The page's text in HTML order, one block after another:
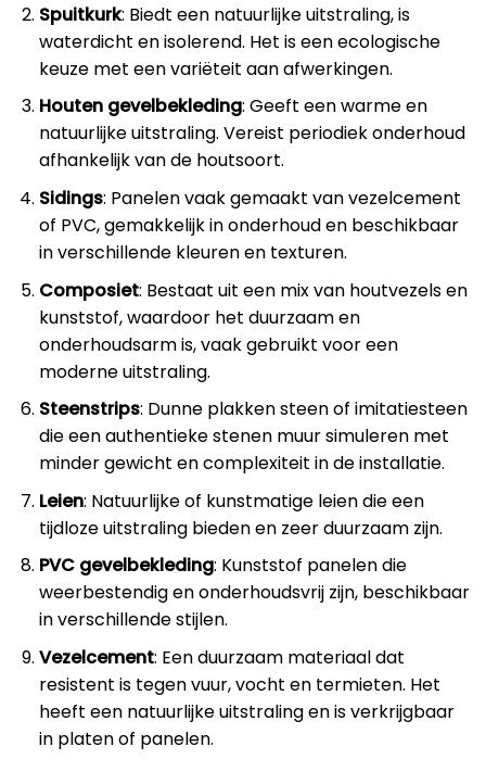
Spuitkurk: Biedt een natuurlijke uitstraling, is
waterdicht en isolerend. Het is een ecologische
keuze met een variëteit aan afwerkingen.
Houten gevelbekleding: Geeft een warme en
natuurlijke uitstraling. Vereist periodiek onderhoud
afhankelijk van de houtsoort.
Sidings: Panelen vaak gemaakt van vezelcement
of PVC, gemakkelijk in onderhoud en beschikbaar
in verschillende kleuren en texturen.
Composiet: Bestaat uit een mix van houtvezels en
kunststof, waardoor het duurzaam en
onderhoudsarm is, vaak gebruikt voor een
moderne uitstraling.
Steenstrips: Dunne plakken steen of imitatiesteen
die een authentieke stenen muur simuleren met
minder gewicht en complexiteit in de installatie.
Leien: Natuurlijke of kunstmatige leien die een
tijdloze uitstraling bieden en zeer duurzaam zijn.
PVC gevelbekleding: Kunststof panelen die
weerbestendig en onderhoudsvrij zijn, beschikbaar
in verschillende stijlen.
Vezelcement: Een duurzaam materiaal dat
resistent is tegen vuur, vocht en termieten. Het
heeft een natuurlijke uitstraling en is verkrijgbaar
in platen of panelen.